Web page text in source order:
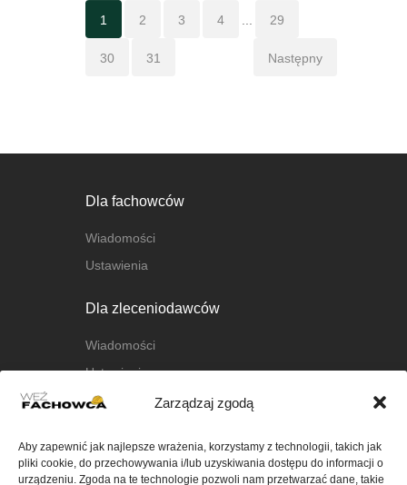
Zarządzaj zgodą
Aby zapewnić jak najlepsze wrażenia, korzystamy z technologii, takich jak
pliki cookie, do przechowywania i/lub uzyskiwania dostępu do informacji o
urządzeniu. Zgoda na te technologie pozwoli nam przetwarzać dane, takie
1 2 3 4 29
30 31 Następny
Dla fachowców
Wiadomości
Ustawienia
Dla zleceniodawców
Wiadomości
Ustawienia
O platformie
FAQ